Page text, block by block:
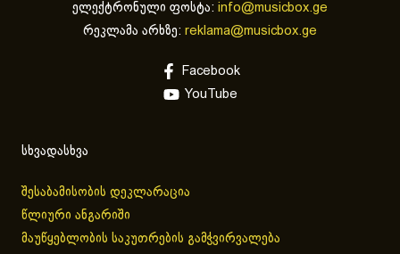
ელექტრონული ფოსტა: info@musicbox.ge
რეკლამა არხზე: reklama@musicbox.ge
Facebook
YouTube
სხვადასხვა
შესაბამისობის დეკლარაცია
წლიური ანგარიში
მაუწყებლობის საკუთრების გამჭვირვალება